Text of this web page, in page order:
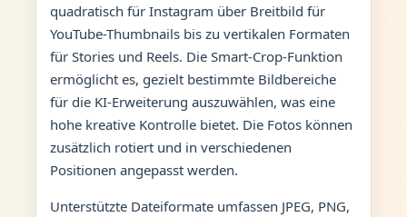
quadratisch für Instagram über Breitbild für
YouTube-Thumbnails bis zu vertikalen Formaten
für Stories und Reels. Die Smart-Crop-Funktion
ermöglicht es, gezielt bestimmte Bildbereiche
für die KI-Erweiterung auszuwählen, was eine
hohe kreative Kontrolle bietet. Die Fotos können
zusätzlich rotiert und in verschiedenen
Positionen angepasst werden.
Unterstützte Dateiformate umfassen JPEG, PNG,